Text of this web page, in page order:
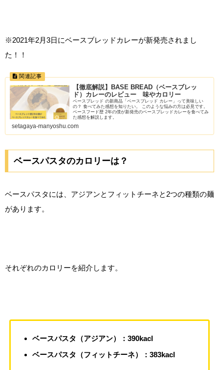
※2021年2月3日にベースブレッドカレーが新発売されまし
た！！
【徹底解説】BASE BREAD（ベースブレッ
ド）カレーのレビュー 味やカロリー
ベースブレッド の新商品「ベースブレッド カレー」って美味しい
の？ 食べてみた感想を知りたい。 このような悩みの方は必見です。
ベースフード歴 2年の僕が新発売のベースブレッドカレーを食べてみ
た感想を解説します。
setagaya-manyoshu.com
ベースパスタのカロリーは？
ベースパスタには、アジアンとフィットチーネと2つの種類の麺
があります。
それぞれのカロリーを紹介します。
ベースパスタ（アジアン）：390kacl
ベースパスタ（フィットチーネ）：383kacl